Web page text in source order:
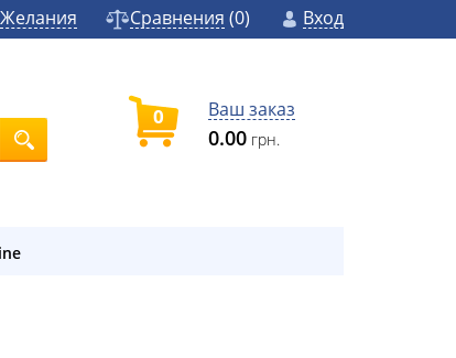
Желания Сравнения (0) Вход
0 Ваш заказ
0.00грн.